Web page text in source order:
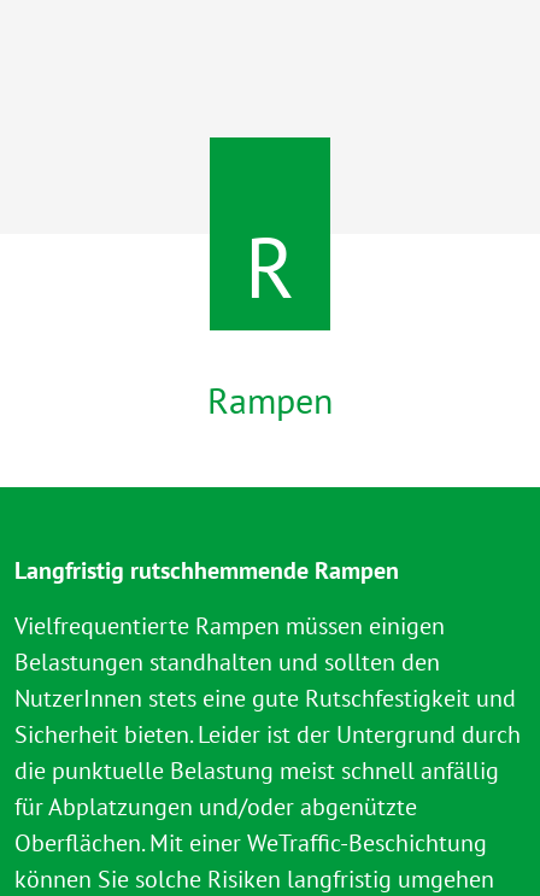
R
Rampen
Langfristig rutschhemmende Rampen
Vielfrequentierte Rampen müssen einigen
Belastungen standhalten und sollten den
NutzerInnen stets eine gute Rutschfestigkeit und
Sicherheit bieten. Leider ist der Untergrund durch
die punktuelle Belastung meist schnell anfällig
für Abplatzungen und/oder abgenützte
Oberflächen. Mit einer WeTraffic-Beschichtung
können Sie solche Risiken langfristig umgehen